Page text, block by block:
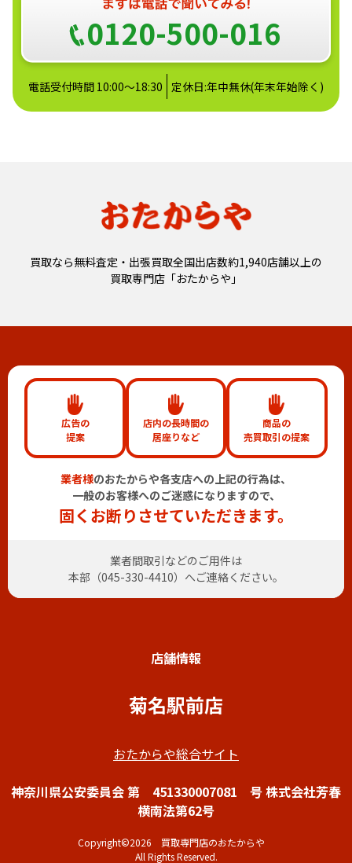
0120-500-016
電話受付時間 10:00～18:30 定休日:年中無休(年末年始除く)
買取なら無料査定・出張買取全国出店数約1,940店舗以上の
買取専門店「おたからや」
広告の
提案
店内の長時間の
居座りなど
商品の
売買取引の提案
業者様のおたからや各支店への上記の行為は、
一般のお客様へのご迷惑になりますので、
固くお断りさせていただきます。
業者間取引などのご用件は
本部（045-330-4410）へご連絡ください。
店舗情報
菊名駅前店
おたからや総合サイト
神奈川県公安委員会 第 451330007081 号 株式会社芳春
横南法第62号
Copyright©2026 買取専門店のおたからや
All Rights Reserved.